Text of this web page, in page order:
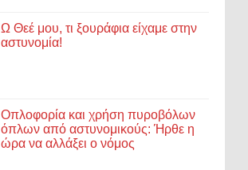
Ω Θεέ μου, τι ξουράφια είχαμε στην
αστυνομία!
Οπλοφορία και χρήση πυροβόλων
όπλων από αστυνομικούς: Ήρθε η
ώρα να αλλάξει ο νόμος